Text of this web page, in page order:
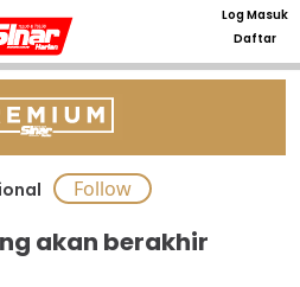
Log Masuk
Daftar
akan berakhir